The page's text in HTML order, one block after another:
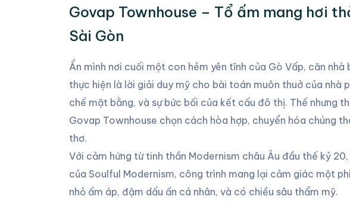
Govap Townhouse – Tổ ấm mang hơi
Sài Gòn
Ẩn mình nơi cuối một con hẻm yên tĩnh của Gò Vấp, căn
thực hiện là lời giải duy mỹ cho bài toán muôn thuở của nhà
chế mặt bằng, và sự bức bối của kết cấu đô thị. Thế nhưng
Govap Townhouse chọn cách hòa hợp, chuyển hóa chúng
thơ.
Với cảm hứng từ tinh thần Modernism châu Âu đầu thế kỷ
của Soulful Modernism, công trình mang lại cảm giác một
nhỏ ấm áp, đậm dấu ấn cá nhân, và có chiều sâu thẩm mỹ.